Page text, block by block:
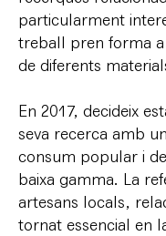
particularment
treball pren forma a
de diferents
En 2017, decideix
seva recerca amb
consum popular i
baixa gamma. La
artesans locals,
tornat essencial en